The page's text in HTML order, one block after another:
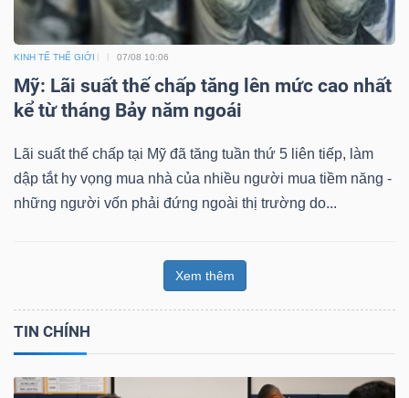
KINH TẾ THẾ GIỚI 07/08 10:06
Mỹ: Lãi suất thế chấp tăng lên mức cao nhất
kể từ tháng Bảy năm ngoái
Lãi suất thế chấp tại Mỹ đã tăng tuần thứ 5 liên tiếp, làm
dập tắt hy vọng mua nhà của nhiều người mua tiềm năng -
những người vốn phải đứng ngoài thị trường do...
Xem thêm
TIN CHÍNH